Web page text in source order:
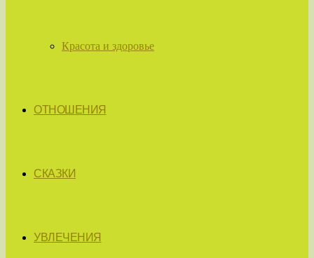
Красота и здоровье
ОТНОШЕНИЯ
СКАЗКИ
УВЛЕЧЕНИЯ